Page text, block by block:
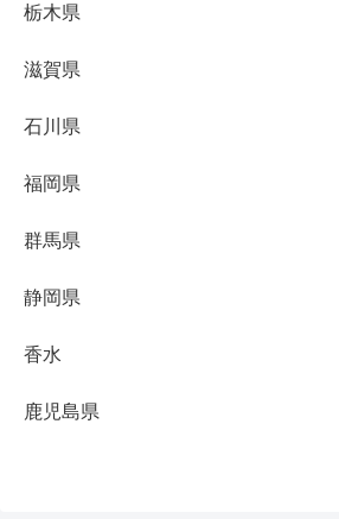
栃木県
滋賀県
石川県
福岡県
群馬県
静岡県
香水
鹿児島県